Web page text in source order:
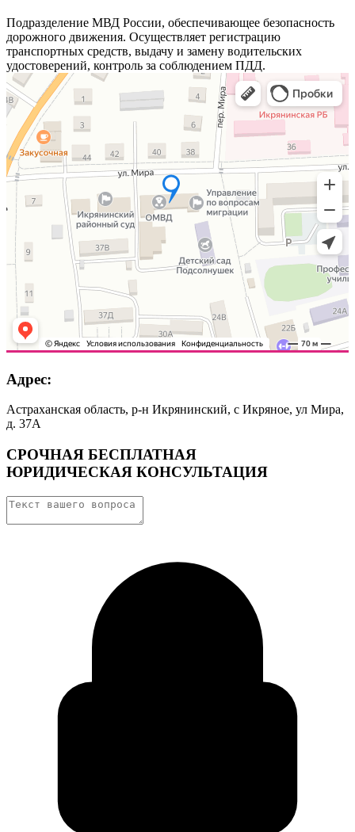
Подразделение МВД России, обеспечивающее безопасность
дорожного движения. Осуществляет регистрацию
транспортных средств, выдачу и замену водительских
удостоверений, контроль за соблюдением ПДД.
Адрес:
Астраханская область, р-н Икрянинский, с Икряное, ул Мира,
д. 37А
СРОЧНАЯ БЕСПЛАТНАЯ
ЮРИДИЧЕСКАЯ КОНСУЛЬТАЦИЯ